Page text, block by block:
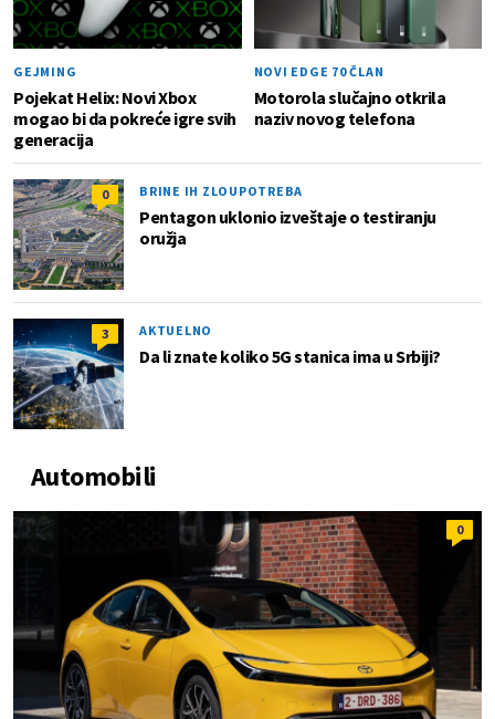
GEJMING
Pojekat Helix: Novi Xbox
mogao bi da pokreće igre svih
generacija
NOVI EDGE 70 ČLAN
Motorola slučajno otkrila
naziv novog telefona
0 BRINE IH ZLOUPOTREBA
Pentagon uklonio izveštaje o testiranju
oružja
3 AKTUELNO
Da li znate koliko 5G stanica ima u Srbiji?
Automobili
0